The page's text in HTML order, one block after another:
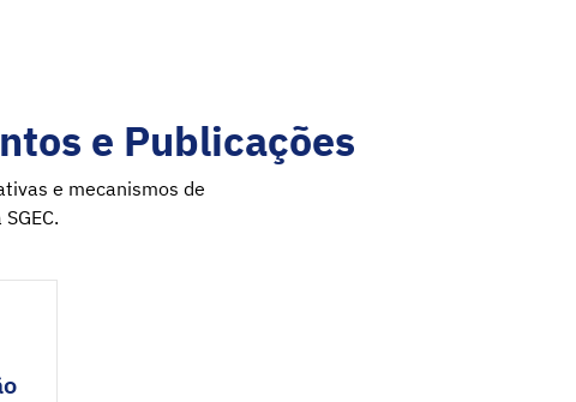
e Publicações
e mecanismos de